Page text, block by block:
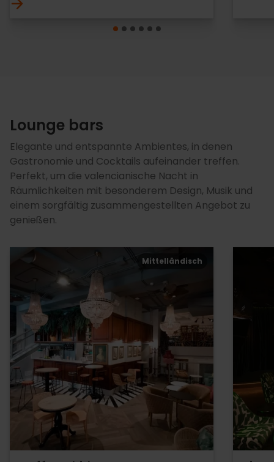
Lounge bars
Elegante und entspannte Ambientes, in denen
Gastronomie und Cocktails aufeinander treffen.
Perfekt, um die valencianische Nacht in
Räumlichkeiten mit besonderem Design, Musik und
einem sorgfältig zusammengestellten Angebot zu
genießen.
Mittelländisch